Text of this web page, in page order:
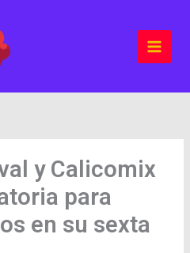
y Calicomix
para
en su sexta